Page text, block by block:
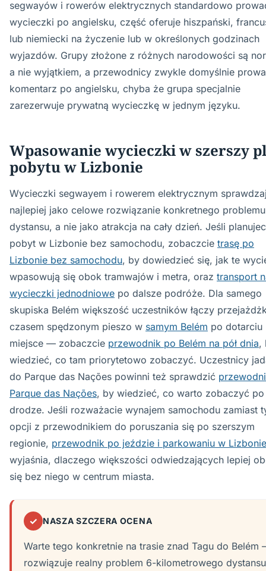
segwayów i rowerów elektrycznych standardowo
wycieczki po angielsku, część oferuje hiszpański,
lub niemiecki na życzenie lub w określonych godzinach
wyjazdów. Grupy złożone z różnych narodowości są
a nie wyjątkiem, a przewodnicy zwykle domyślnie
komentarz po angielsku, chyba że grupa specjalnie
zarezerwuje prywatną wycieczkę w jednym języku.
Wpasowanie wycieczki w szerszy
pobytu w Lizbonie
Wycieczki segwayem i rowerem elektrycznym
najlepiej jako celowe rozwiązanie konkretnego problemu
dystansu, a nie jako atrakcja na cały dzień. Jeśli
pobyt w Lizbonie bez samochodu, zobaczcie trasę po
Lizbonie bez samochodu, by dowiedzieć się, jak te
wpasowują się obok tramwajów i metra, oraz transport
wycieczki jednodniowe po dalsze podróże. Dla samego
skupiska Belém większość uczestników łączy
czasem spędzonym pieszo w samym Belém po dotarciu
miejsce — zobaczcie przewodnik po Belém na pół dnia,
wiedzieć, co tam priorytetowo zobaczyć. Uczestnicy
do Parque das Nações powinni też sprawdzić
Parque das Nações, by wiedzieć, co warto zobaczyć po
drodze. Jeśli rozważacie wynajem samochodu zamiast
opcji z przewodnikiem do poruszania się po szerszym
regionie, przewodnik po jeździe i parkowaniu w Lizbonie
wyjaśnia, dlaczego większości odwiedzających lepiej
się bez niego w centrum miasta.
✓ NASZA SZCZERA OCENA
Warte tego konkretnie na trasie znad Tagu do Belém
rozwiązuje realny problem 6-kilometrowego